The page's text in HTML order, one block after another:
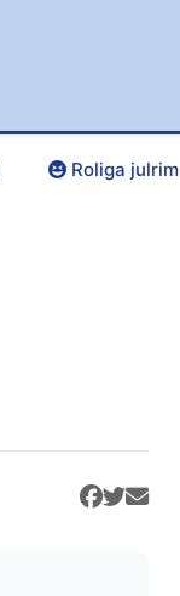
Roliga julrim